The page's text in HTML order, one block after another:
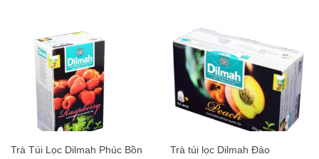
Trà Túi Lọc Dilmah Phúc Bồn
Trà túi lọc Dilmah Đào